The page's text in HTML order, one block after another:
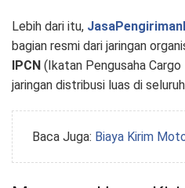
Lebih dari itu,
bagian resmi dari jaringan
IPCN (Ikatan Pengusaha
jaringan distribusi luas di
Baca Juga: Biaya Kirim